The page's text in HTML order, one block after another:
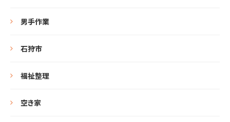
男手作業
石狩市
福祉整理
空き家